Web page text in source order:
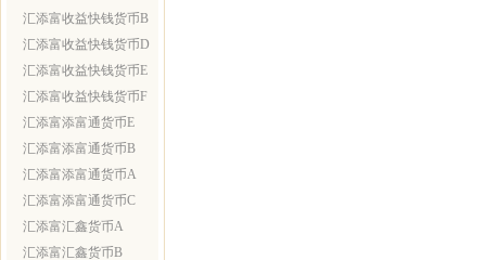
汇添富收益快钱货币B
汇添富收益快钱货币D
汇添富收益快钱货币E
汇添富收益快钱货币F
汇添富添富通货币E
汇添富添富通货币B
汇添富添富通货币A
汇添富添富通货币C
汇添富汇鑫货币A
汇添富汇鑫货币B